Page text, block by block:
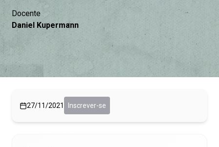
Docente
Daniel Kupermann
27/11/2021 Inscrever-se